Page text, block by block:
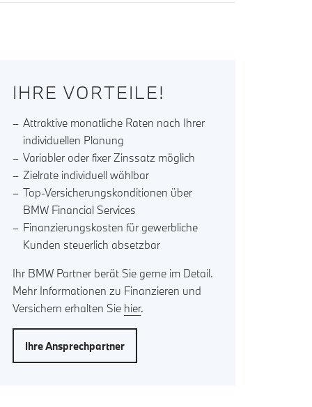
IHRE VORTEILE!
Attraktive monatliche Raten nach Ihrer
individuellen Planung
Variabler oder fixer Zinssatz möglich
Zielrate individuell wählbar
Top-Versicherungskonditionen über
BMW Financial Services
Finanzierungskosten für gewerbliche
Kunden steuerlich absetzbar
Ihr BMW Partner berät Sie gerne im Detail.
Mehr Informationen zu Finanzieren und
Versichern erhalten Sie hier.
Ihre Ansprechpartner